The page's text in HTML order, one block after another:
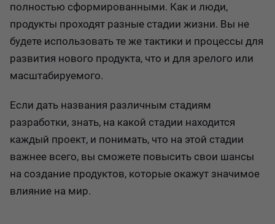
полностью сформированными. Как и люди,
продукты проходят разные стадии жизни. Вы не
будете использовать те же тактики и процессы для
развития нового продукта, что и для зрелого или
масштабируемого.
Если дать названия различным стадиям
разработки, знать, на какой стадии находится
каждый проект, и понимать, что на этой стадии
важнее всего, вы сможете повысить свои шансы
на создание продуктов, которые окажут значимое
влияние на мир.